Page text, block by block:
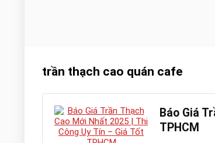
trần thạch cao quán cafe
Báo Giá
TPHCM